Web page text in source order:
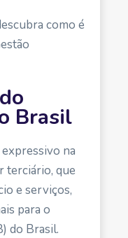
como é
Brasil
na
terciário, que
e serviços,
para o
do Brasil.